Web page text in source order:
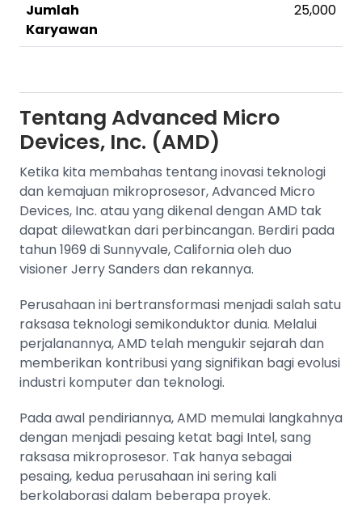
Jumlah
Karyawan
25,000
Tentang Advanced Micro
Devices, Inc. (AMD)
Ketika kita membahas tentang inovasi teknologi
dan kemajuan mikroprosesor, Advanced Micro
Devices, Inc. atau yang dikenal dengan AMD tak
dapat dilewatkan dari perbincangan. Berdiri pada
tahun 1969 di Sunnyvale, California oleh duo
visioner Jerry Sanders dan rekannya.
Perusahaan ini bertransformasi menjadi salah satu
raksasa teknologi semikonduktor dunia. Melalui
perjalanannya, AMD telah mengukir sejarah dan
memberikan kontribusi yang signifikan bagi evolusi
industri komputer dan teknologi.
Pada awal pendiriannya, AMD memulai langkahnya
dengan menjadi pesaing ketat bagi Intel, sang
raksasa mikroprosesor. Tak hanya sebagai
pesaing, kedua perusahaan ini sering kali
berkolaborasi dalam beberapa proyek.